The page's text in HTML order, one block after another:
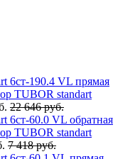
TUBOR standart
22 646 руб.
TUBOR standart
7 418 руб.